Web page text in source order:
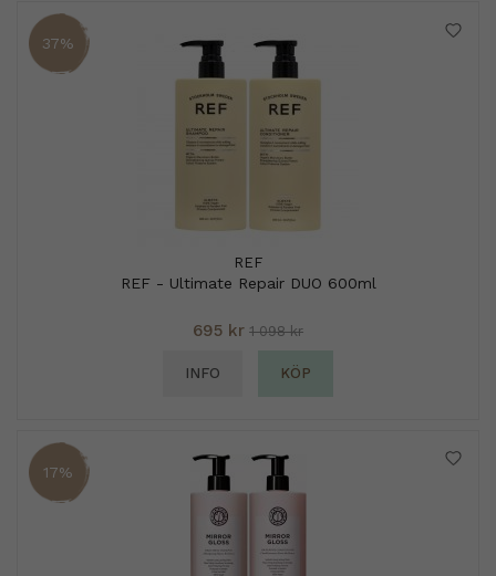
37%
REF
REF - Ultimate Repair DUO 600ml
695 kr 1 098 kr
INFO KÖP
17%